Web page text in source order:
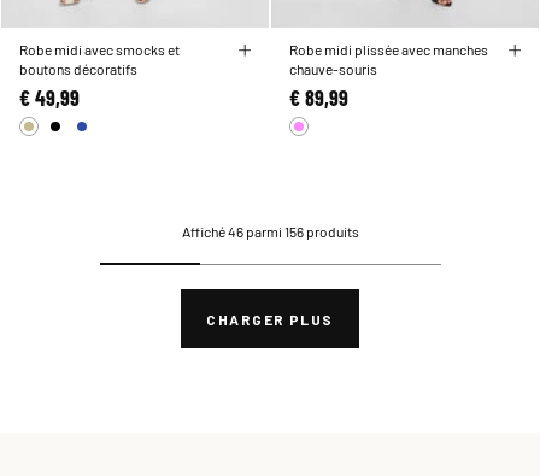
Robe midi avec smocks et
boutons décoratifs
€ 49,99
Robe midi plissée avec manches
chauve-souris
€ 89,99
Affiché 46 parmi 156 produits
CHARGER PLUS